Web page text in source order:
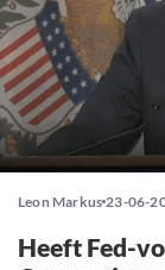
Leon Markus 23-06-
Heeft Fed-